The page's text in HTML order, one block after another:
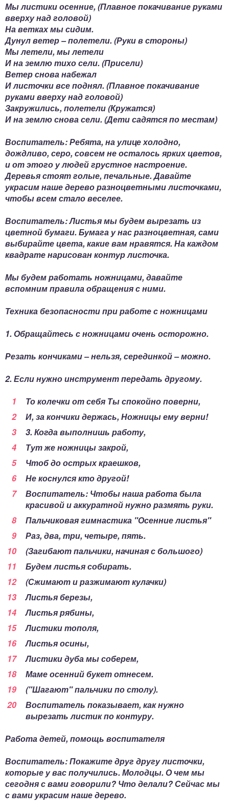
Мы листики осенние, (Плавное покачивание руками
вверху над головой)
На ветках мы сидим.
Дунул ветер – полетели. (Руки в стороны)
Мы летели, мы летели
И на землю тихо сели. (Присели)
Ветер снова набежал
И листочки все поднял. (Плавное покачивание
руками вверху над головой)
Закружились, полетели (Кружатся)
И на землю снова сели. (Дети садятся по местам)
Воспитатель: Ребята, на улице холодно,
дождливо, серо, совсем не осталось ярких цветов,
и от этого у людей грустное настроение.
Деревья стоят голые, печальные. Давайте
украсим наше дерево разноцветными листочками,
чтобы всем стало веселее.
Воспитатель: Листья мы будем вырезать из
цветной бумаги. Бумага у нас разноцветная, сами
выбирайте цвета, какие вам нравятся. На каждом
квадрате нарисован контур листочка.
Мы будем работать ножницами, давайте
вспомним правила обращения с ними.
Техника безопасности при работе с ножницами
1. Обращайтесь с ножницами очень осторожно.
Резать кончиками – нельзя, серединкой – можно.
2. Если нужно инструмент передать другому.
То колечки от себя Ты спокойно поверни,
И, за кончики держась, Ножницы ему верни!
3. Когда выполнишь работу,
Тут же ножницы закрой,
Чтоб до острых краешков,
Не коснулся кто другой!
Воспитатель: Чтобы наша работа была
красивой и аккуратной нужно размять руки.
Пальчиковая гимнастика "Осенние листья"
Раз, два, три, четыре, пять.
(Загибают пальчики, начиная с большого)
Будем листья собирать.
(Сжимают и разжимают кулачки)
Листья березы,
Листья рябины,
Листики тополя,
Листья осины,
Листики дуба мы соберем,
Маме осенний букет отнесем.
("Шагают" пальчики по столу).
Воспитатель показывает, как нужно
вырезать листик по контуру.
Работа детей, помощь воспитателя
Воспитатель: Покажите друг другу листочки,
которые у вас получились. Молодцы. О чем мы
сегодня с вами говорили? Что делали? Сейчас мы
с вами украсим наше дерево.